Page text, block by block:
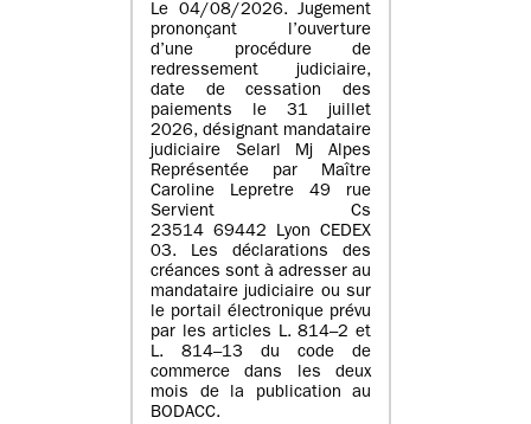
Le 04/08/2026. Jugement
prononçant l’ouverture
d’une procédure de
redressement judiciaire,
date de cessation des
paiements le 31 juillet
2026, désignant mandataire
judiciaire Selarl Mj Alpes
Représentée par Maître
Caroline Lepretre 49 rue
Servient Cs
23514 69442 Lyon CEDEX
03. Les déclarations des
créances sont à adresser au
mandataire judiciaire ou sur
le portail électronique prévu
par les articles L. 814–2 et
L. 814–13 du code de
commerce dans les deux
mois de la publication au
BODACC.